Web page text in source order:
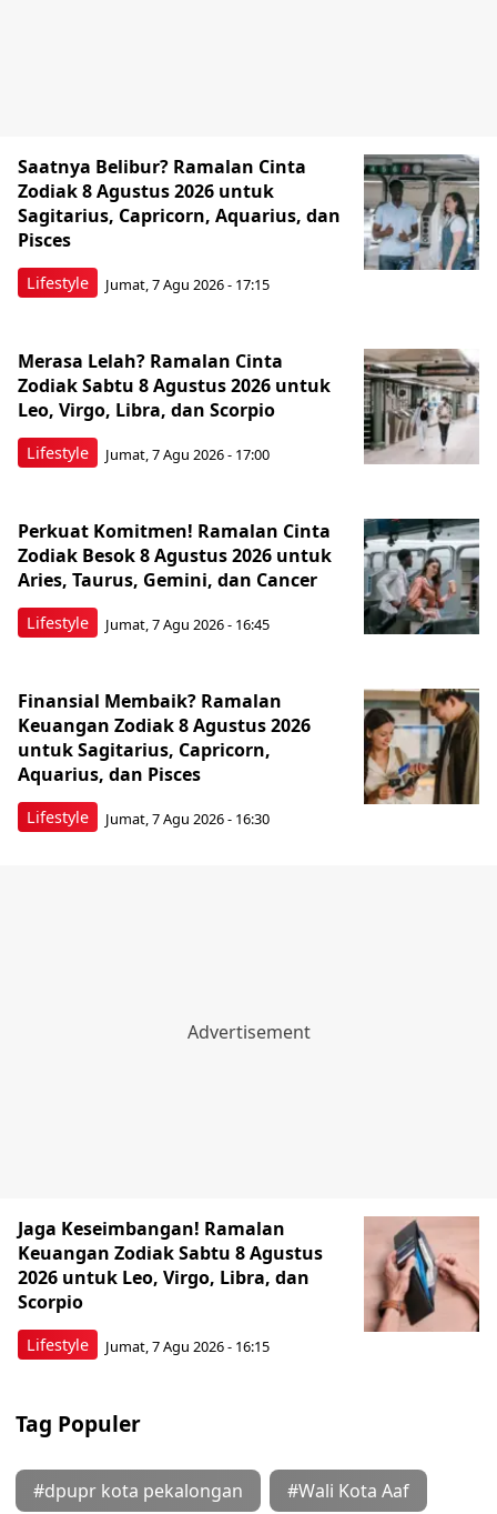
Lifestyle
Saatnya Belibur? Ramalan Cinta
Zodiak 8 Agustus 2026 untuk
Sagitarius, Capricorn, Aquarius, dan
Pisces
Jumat, 7 Agu 2026 - 17:15
Lifestyle
Merasa Lelah? Ramalan Cinta
Zodiak Sabtu 8 Agustus 2026 untuk
Leo, Virgo, Libra, dan Scorpio
Jumat, 7 Agu 2026 - 17:00
Lifestyle
Perkuat Komitmen! Ramalan Cinta
Zodiak Besok 8 Agustus 2026 untuk
Aries, Taurus, Gemini, dan Cancer
Jumat, 7 Agu 2026 - 16:45
Lifestyle
Finansial Membaik? Ramalan
Keuangan Zodiak 8 Agustus 2026
untuk Sagitarius, Capricorn,
Aquarius, dan Pisces
Jumat, 7 Agu 2026 - 16:30
Lifestyle
Jaga Keseimbangan! Ramalan
Keuangan Zodiak Sabtu 8 Agustus
2026 untuk Leo, Virgo, Libra, dan
Scorpio
Jumat, 7 Agu 2026 - 16:15
Tag Populer
#dpupr kota pekalongan #Wali Kota Aaf